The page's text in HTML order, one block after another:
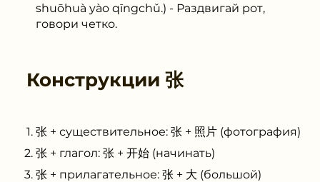
shuōhuà yào qīngchǔ.) - Раздвигай рот,
говори четко.
Конструкции 张
张 + существительное: 张 + 照片 (фотография)
张 + глагол: 张 + 开始 (начинать)
张 + прилагательное: 张 + 大 (большой)